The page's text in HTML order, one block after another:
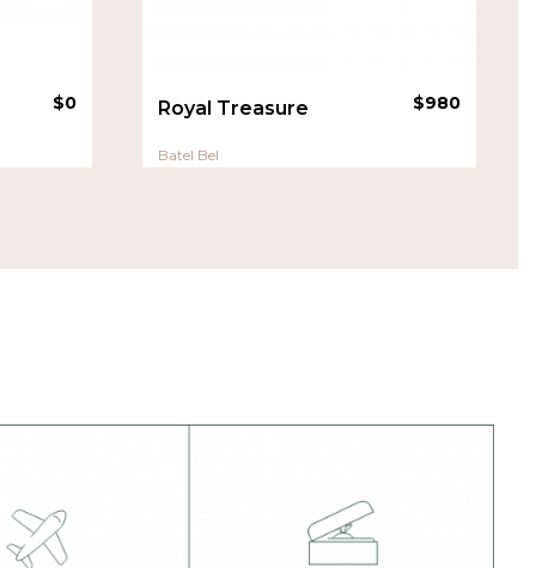
$0
Batel Bel
Royal Treasure $980